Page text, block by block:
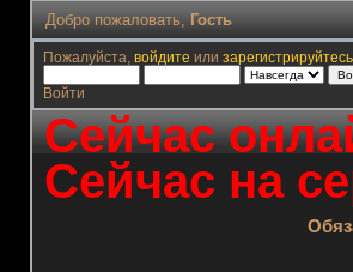
Добро пожаловать, Гость
Пожалуйста, войдите или зарегистрируйтесь.
Войти
Сейчас
Сейчас на